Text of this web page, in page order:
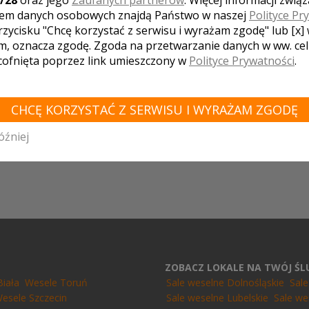
ŚWIĘTOKRZYSKIE - ZOBACZ
Warta Swolszewice Małe
Wesele Toruń
Szczecin
ZOBACZ LOKALE NA TWÓJ
Sale weselne Dolnośląskie
Sale weselne Lubelskie Sale
danych osobowych znajdą Państwo w naszej Polityce
"Chcę korzystać z serwisu i wyrażam zgodę" lub [x]
oznacza zgodę. Zgoda na przetwarzanie danych w ww.
poprzez link umieszczony w Polityce Prywatności.
CHCĘ KORZYSTAĆ Z SERWISU I WYRAŻAM ZGODĘ